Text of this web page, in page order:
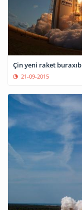
Çin yeni raket buraxıb
21-09-2015